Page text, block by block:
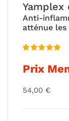
Yamplex
Anti-
atténue
sur 5
Prix
54,00 €